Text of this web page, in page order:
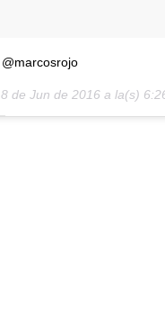
de Jun de 2016 a la(s)